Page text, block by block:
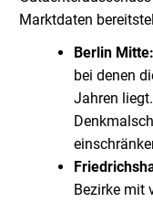
Marktdaten
Berlin Mitte:
bei denen
Jahren
Bezirke mit